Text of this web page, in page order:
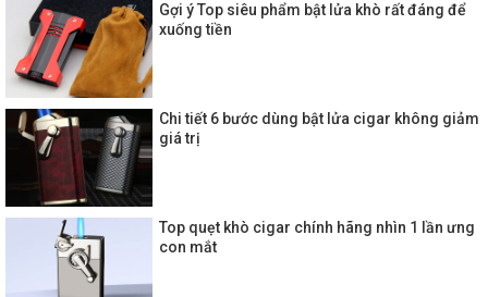
Gợi ý Top siêu phẩm bật lửa khò rất đáng để
xuống tiền
Chi tiết 6 bước dùng bật lửa cigar không giảm
giá trị
Top quẹt khò cigar chính hãng nhìn 1 lần ưng
con mắt